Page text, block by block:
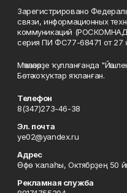
Зарегистрировано
связи, информационных
коммуникаций
серия ПИ ФС77-68471 от 27
Мәҡәләләрҙе ҡулланғанда
Бөтә хоҡуҡтар яҡланған.
Телефон
8(347)273-46-38
Эл. почта
ye02@yandex.ru
Адрес
Өфө ҡалаһы, Октябрҙең 50
Рекламная служба